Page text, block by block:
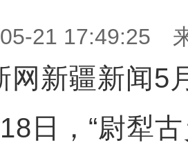
21 17:49:25
新疆新闻5
日，“尉犁